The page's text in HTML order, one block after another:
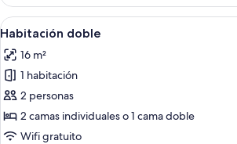
Ver
todas
las
fotos
de
Habitación
doble
Una
5
Habitación doble
16 m²
1 habitación
2 personas
2 camas individuales o 1 cama doble
Wifi gratuito